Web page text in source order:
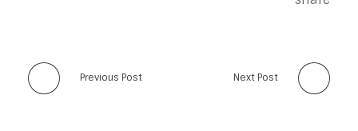
Previous Post Next Post